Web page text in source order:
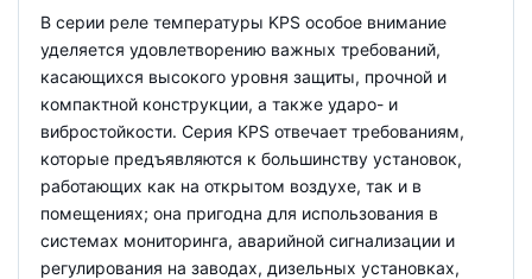
В серии реле температуры KPS особое внимание
уделяется удовлетворению важных требований,
касающихся высокого уровня защиты, прочной и
компактной конструкции, а также ударо- и
вибростойкости. Серия KPS отвечает требованиям,
которые предъявляются к большинству установок,
работающих как на открытом воздухе, так и в
помещениях; она пригодна для использования в
системах мониторинга, аварийной сигнализации и
регулирования на заводах, дизельных установках,